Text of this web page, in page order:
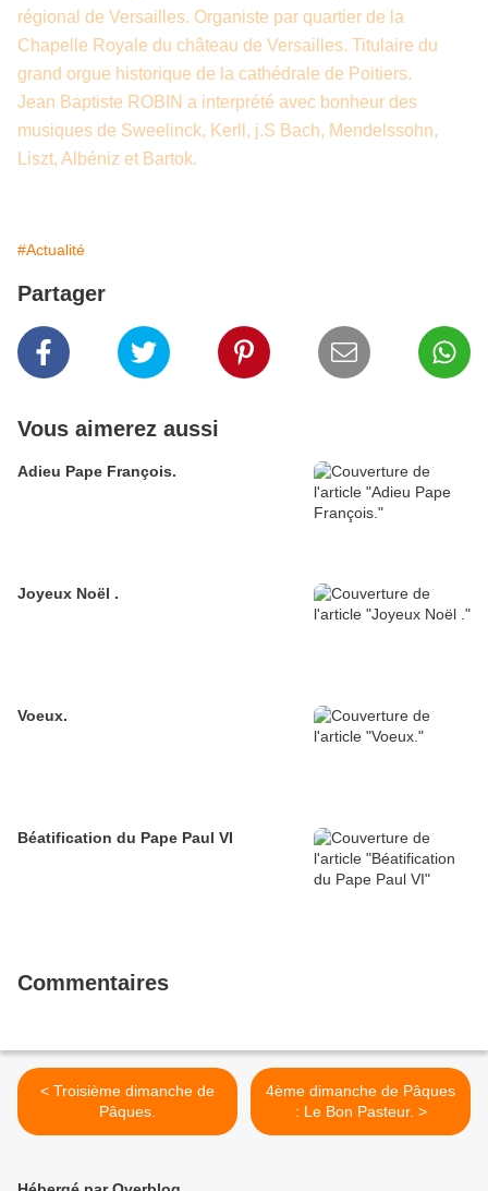
régional de Versailles. Organiste par quartier de la
Chapelle Royale du château de Versailles. Titulaire du
grand orgue historique de la cathédrale de Poitiers.
Jean Baptiste ROBIN a interprété avec bonheur des
musiques de Sweelinck, Kerll, j.S Bach, Mendelssohn,
Liszt, Albéniz et Bartok.
#Actualité
Partager
Vous aimerez aussi
Adieu Pape François.
Joyeux Noël .
Voeux.
Béatification du Pape Paul VI
Commentaires
< Troisième dimanche de
Pâques.
4ème dimanche de Pâques
: Le Bon Pasteur. >